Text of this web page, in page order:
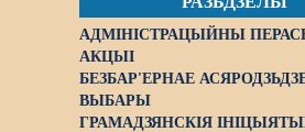
АДМІНІСТРАЦЫЙНЫ
АКЦЫІ
БЕЗБАР'ЕРНАЕ
ВЫБАРЫ
ГРАМАДЗЯНСКІЯ